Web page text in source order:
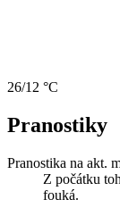
26/12 °C
Pranostiky
Pranostika na akt.
Z počátku
fouká.